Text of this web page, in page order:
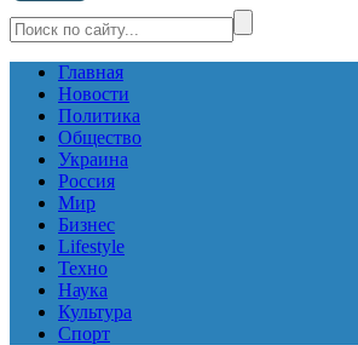
Главная
Новости
Политика
Общество
Украина
Россия
Мир
Бизнес
Lifestyle
Техно
Наука
Культура
Спорт